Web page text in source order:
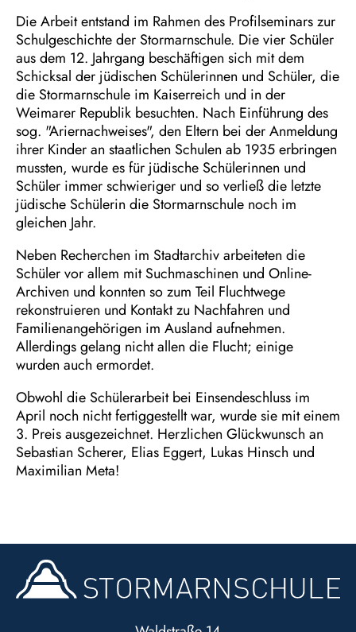
Die Arbeit entstand im Rahmen des Profilseminars zur
Schulgeschichte der Stormarnschule. Die vier Schüler
aus dem 12. Jahrgang beschäftigen sich mit dem
Schicksal der jüdischen Schülerinnen und Schüler, die
die Stormarnschule im Kaiserreich und in der
Weimarer Republik besuchten. Nach Einführung des
sog. "Ariernachweises", den Eltern bei der Anmeldung
ihrer Kinder an staatlichen Schulen ab 1935 erbringen
mussten, wurde es für jüdische Schülerinnen und
Schüler immer schwieriger und so verließ die letzte
jüdische Schülerin die Stormarnschule noch im
gleichen Jahr.
Neben Recherchen im Stadtarchiv arbeiteten die
Schüler vor allem mit Suchmaschinen und Online-
Archiven und konnten so zum Teil Fluchtwege
rekonstruieren und Kontakt zu Nachfahren und
Familienangehörigen im Ausland aufnehmen.
Allerdings gelang nicht allen die Flucht; einige
wurden auch ermordet.
Obwohl die Schülerarbeit bei Einsendeschluss im
April noch nicht fertiggestellt war, wurde sie mit einem
3. Preis ausgezeichnet. Herzlichen Glückwunsch an
Sebastian Scherer, Elias Eggert, Lukas Hinsch und
Maximilian Meta!